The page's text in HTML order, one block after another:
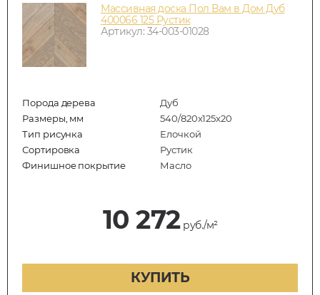
Массивная доска Пол Вам в Дом Дуб
400066 125 Рустик
Артикул: 34-003-01028
Порода дерева
Дуб
Размеры, мм
540/820x125x20
Тип рисунка
Елочкой
Сортировка
Рустик
Финишное покрытие
Масло
10 272руб./м²
КУПИТЬ